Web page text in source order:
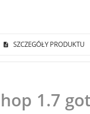
SZCZEGÓŁY PRODUKTU
1.7